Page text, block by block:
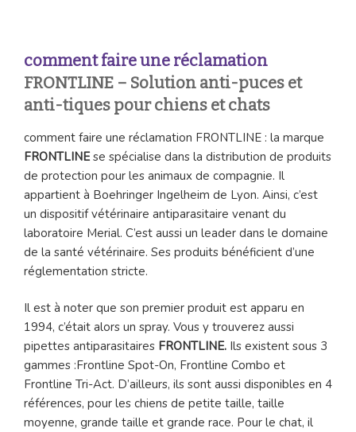
comment faire une réclamation
FRONTLINE – Solution anti-puces et
anti-tiques pour chiens et chats
comment faire une réclamation FRONTLINE : la marque
FRONTLINEse spécialise dans la distribution de produits
de protection pour les animaux de compagnie. Il
appartient à Boehringer Ingelheim de Lyon. Ainsi, c’est
un dispositif vétérinaire antiparasitaire venant du
laboratoire Merial. C’est aussi un leader dans le domaine
de la santé vétérinaire. Ses produits bénéficient d’une
réglementation stricte.
Il est à noter que son premier produit est apparu en
1994, c’était alors un spray. Vous y trouverez aussi
pipettes antiparasitaires FRONTLINE. Ils existent sous 3
gammes :Frontline Spot-On, Frontline Combo et
Frontline Tri-Act. D’ailleurs, ils sont aussi disponibles en 4
références, pour les chiens de petite taille, taille
moyenne, grande taille et grande race. Pour le chat, il